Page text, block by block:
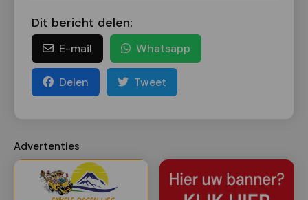
Dit bericht delen:
E-mail Whatsapp
Delen Tweet
Advertenties